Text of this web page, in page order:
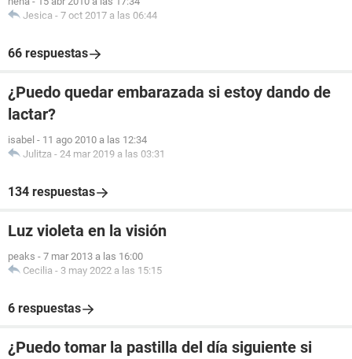
Jesica - 7 oct 2017 a las 06:44
66 respuestas
¿Puedo quedar embarazada si estoy dando de
lactar?
isabel - 11 ago 2010 a las 12:34
Julitza - 24 mar 2019 a las 03:31
134 respuestas
Luz violeta en la visión
peaks - 7 mar 2013 a las 16:00
Cecilia - 3 may 2022 a las 15:15
6 respuestas
¿Puedo tomar la pastilla del día siguiente si